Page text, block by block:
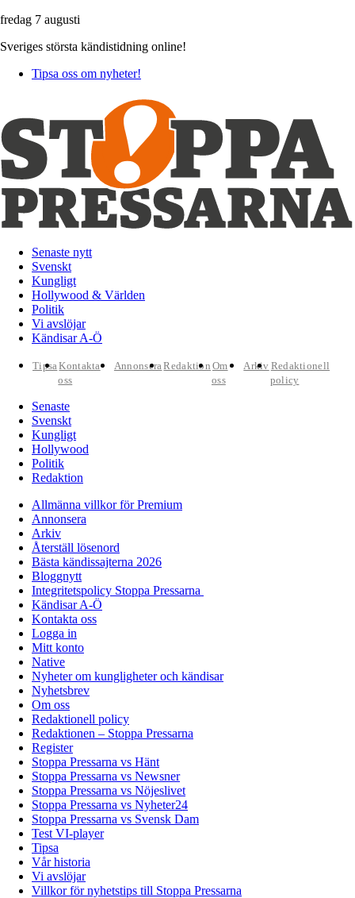
fredag 7 augusti
Sveriges största kändistidning online!
Tipsa oss om nyheter!
Senaste nytt
Svenskt
Kungligt
Hollywood & Världen
Politik
Vi avslöjar
Kändisar A-Ö
TipsaKontakta
oss
AnnonseraRedaktion Om
oss
Arkiv Redaktionell
policy
Senaste
Svenskt
Kungligt
Hollywood
Politik
Redaktion
Allmänna villkor för Premium
Annonsera
Arkiv
Återställ lösenord
Bästa kändissajterna 2026
Bloggnytt
Integritetspolicy Stoppa Pressarna
Kändisar A-Ö
Kontakta oss
Logga in
Mitt konto
Native
Nyheter om kungligheter och kändisar
Nyhetsbrev
Om oss
Redaktionell policy
Redaktionen – Stoppa Pressarna
Register
Stoppa Pressarna vs Hänt
Stoppa Pressarna vs Newsner
Stoppa Pressarna vs Nöjeslivet
Stoppa Pressarna vs Nyheter24
Stoppa Pressarna vs Svensk Dam
Test VI-player
Tipsa
Vår historia
Vi avslöjar
Villkor för nyhetstips till Stoppa Pressarna